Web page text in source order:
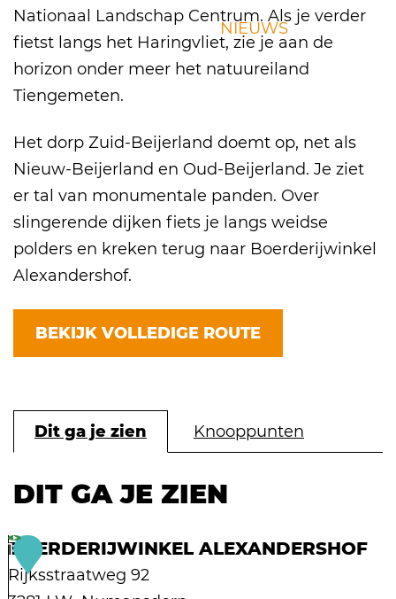
NIEUWS
Nationaal Landschap Centrum. Als je verder
fietst langs het Haringvliet, zie je aan de
horizon onder meer het natuureiland
Tiengemeten.
Het dorp Zuid-Beijerland doemt op, net als
Nieuw-Beijerland en Oud-Beijerland. Je ziet
er tal van monumentale panden. Over
slingerende dijken fiets je langs weidse
polders en kreken terug naar Boerderijwinkel
Alexandershof.
BEKIJK VOLLEDIGE ROUTE
Dit ga je zien Knooppunten
DIT GA JE ZIEN
1
BOERDERIJWINKEL ALEXANDERSHOF
Rijksstraatweg 92